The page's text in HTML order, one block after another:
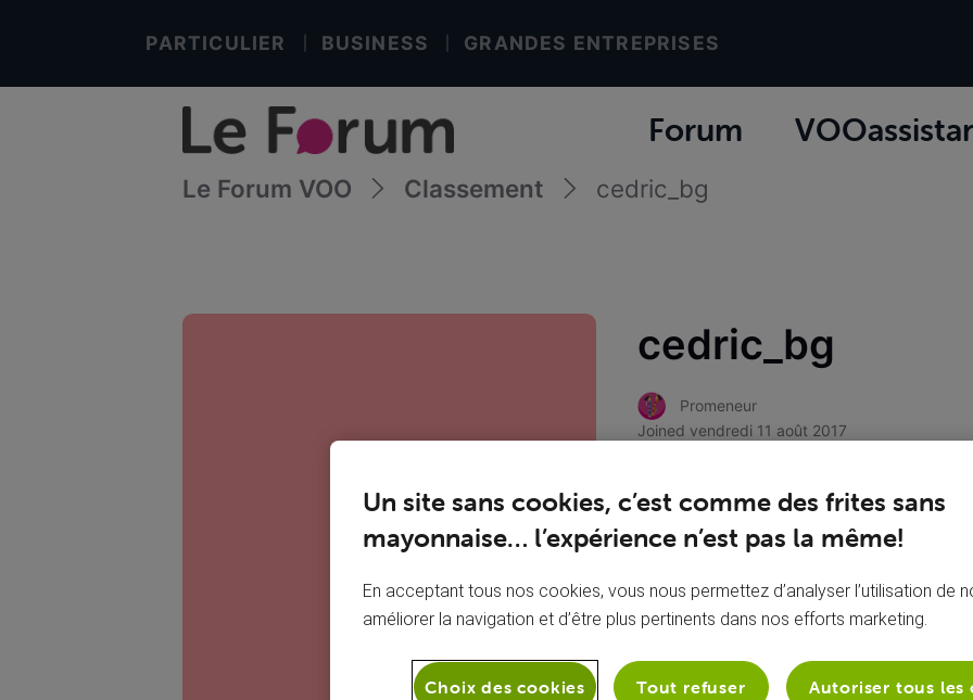
PARTICULIER BUSINESS GRANDES ENTREPRISES
Forum
Le Forum VOO Classement cedric_bg
C
cedric_bg
Promeneur
Joined vendredi 11 août 2017
À propos de moi
Un site sans cookies, c’est comme des frites sans
mayonnaise… l’expérience n’est pas la même!
En acceptant tous nos cookies, vous nous permettez d’analyser l’utilisation de
améliorer la navigation et d’être plus pertinents dans nos efforts marketing.
Tout refuser Autoriser tous les
Choix des cookies